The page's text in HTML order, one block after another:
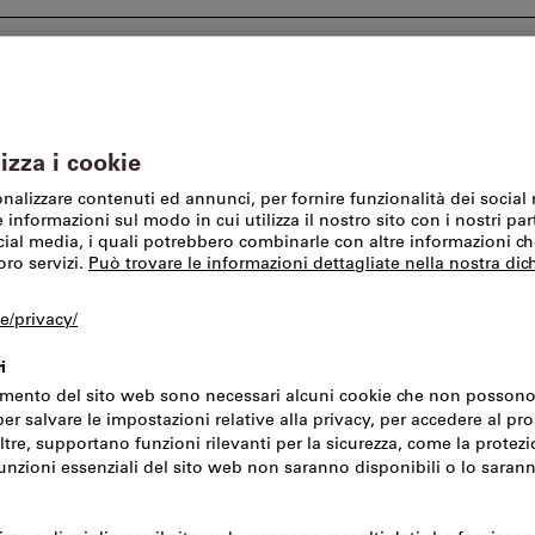
Magazzino e tecnologia per l’ambiente Scaffali Sistemi
Questo prodotto è
profondità
2000mm
Nuovo prodotto